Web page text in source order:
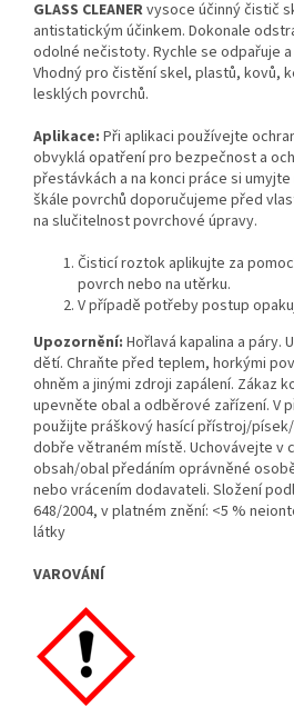
GLASS CLEANERvysoce účinný čistič
antistatickým účinkem. Dokonale
odolné nečistoty. Rychle se odpařuje
Vhodný pro čistění skel, plastů, kovů,
lesklých povrchů.
Aplikace: Při aplikaci používejte
obvyklá opatření pro bezpečnost a
přestávkách a na konci práce si
škále povrchů doporučujeme před
na slučitelnost povrchové úpravy.
Čisticí roztok aplikujte za
povrch nebo na utěrku.
V případě potřeby postup
Upozornění: Hořlavá kapalina a páry.
dětí. Chraňte před teplem, horkými
ohněm a jinými zdroji zapálení. Zákaz
upevněte obal a odběrové zařízení. V
použijte práškový hasící přístroj/
dobře větraném místě. Uchovávejte v
obsah/obal předáním oprávněné
nebo vrácením dodavateli. Složení
648/2004, v platném znění: <5 %
látky
VAROVÁNÍ